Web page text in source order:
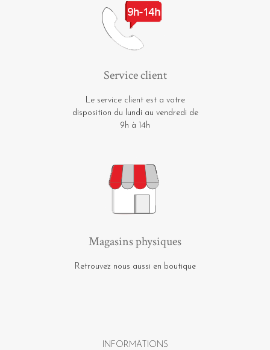
Service client
Le service client est a votre
disposition du lundi au vendredi de
9h à 14h
Magasins physiques
Retrouvez nous aussi en boutique
INFORMATIONS